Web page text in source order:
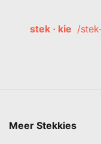
stek · kie /
Meer Stekkies